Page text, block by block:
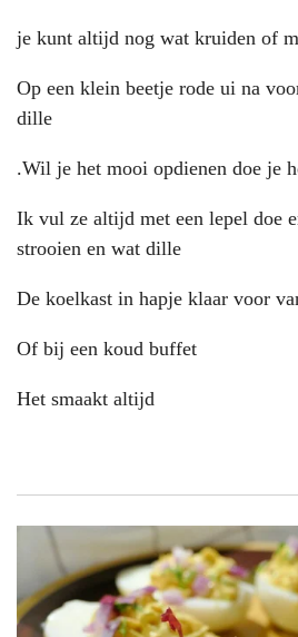
je kunt altijd nog wat kruiden of
Op een klein beetje rode ui na
dille
.Wil je het mooi opdienen doe je
Ik vul ze altijd met een lepel doe
strooien en wat dille
De koelkast in hapje klaar voor
Of bij een koud buffet
Het smaakt altijd